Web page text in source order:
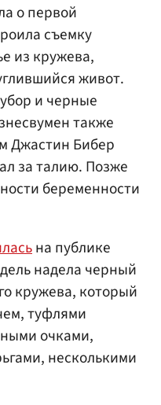
о первой
съемку
из кружева,
живот.
и черные
также
Джастин Бибер
за талию. Позже
беременности
на публике
надела черный
кружева, который
туфлями
очками,
несколькими